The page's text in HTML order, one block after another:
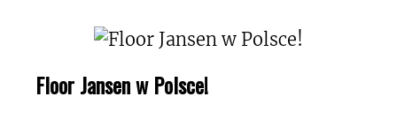
Floor Jansen w Polsce!